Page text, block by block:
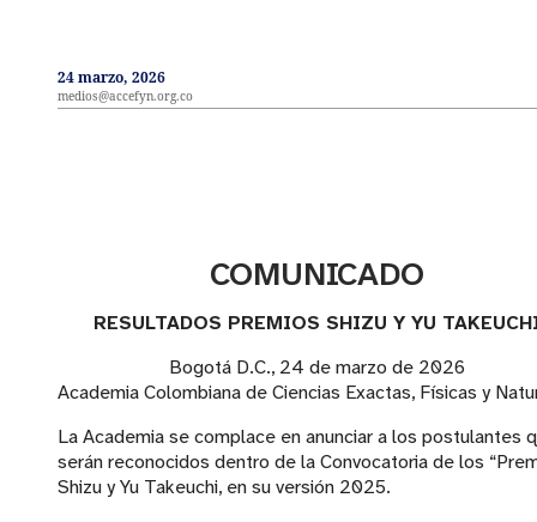
24 marzo, 2026
medios@accefyn.org.co
COMUNICADO
RESULTADOS PREMIOS SHIZU Y YU
Bogotá D.C., 24 de marzo de 2026
Academia Colombiana de Ciencias Exactas, Físicas y
La Academia se complace en anunciar a los postulantes
serán reconocidos dentro de la Convocatoria de los
Shizu y Yu Takeuchi, en su versión 2025.